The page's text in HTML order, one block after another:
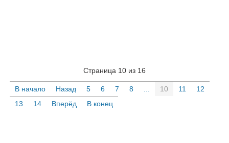
Страница 10 из 16
В начало Назад 5 6 7 8 10 11
12
13
14 Вперёд В конец